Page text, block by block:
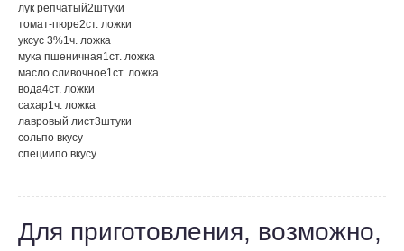
лук репчатый2штуки
томат-пюре2ст. ложки
уксус 3%1ч. ложка
мука пшеничная1ст. ложка
масло сливочное1ст. ложка
вода4ст. ложки
сахар1ч. ложка
лавровый лист3штуки
сольпо вкусу
специипо вкусу
Для приготовления, возможно,